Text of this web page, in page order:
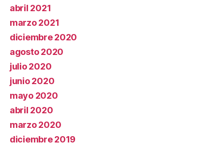
abril 2021
marzo 2021
diciembre 2020
agosto 2020
julio 2020
junio 2020
mayo 2020
abril 2020
marzo 2020
diciembre 2019